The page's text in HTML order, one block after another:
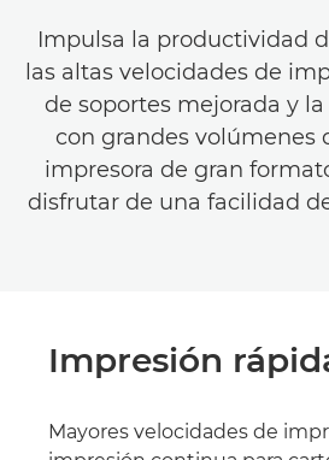
Impulsa la productividad
las altas velocidades de
de soportes mejorada y
con grandes volúmenes
impresora de gran
disfrutar de una facilidad
Impresión
Mayores velocidades de